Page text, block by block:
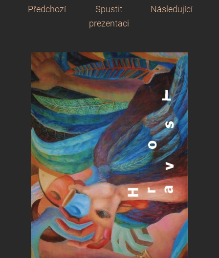
Předchozí
Spustit
prezentaci
Následující